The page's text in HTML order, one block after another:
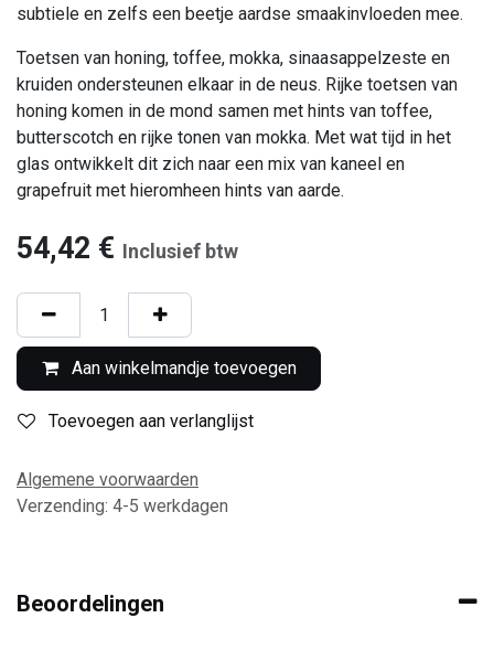
subtiele en zelfs een beetje aardse smaakinvloeden mee.
Toetsen van honing, toffee, mokka, sinaasappelzeste en
kruiden ondersteunen elkaar in de neus. Rijke toetsen van
honing komen in de mond samen met hints van toffee,
butterscotch en rijke tonen van mokka. Met wat tijd in het
glas ontwikkelt dit zich naar een mix van kaneel en
grapefruit met hieromheen hints van aarde.
54,42 € Inclusief btw
Aan winkelmandje toevoegen
Toevoegen aan verlanglijst
Algemene voorwaarden
Verzending: 4-5 werkdagen
Beoordelingen